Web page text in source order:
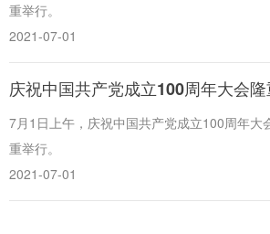
重举行。
2021-07-01
庆祝中国共产党成立100周年大会隆
7月1日上午，庆祝中国共产党成立100周年大
重举行。
2021-07-01